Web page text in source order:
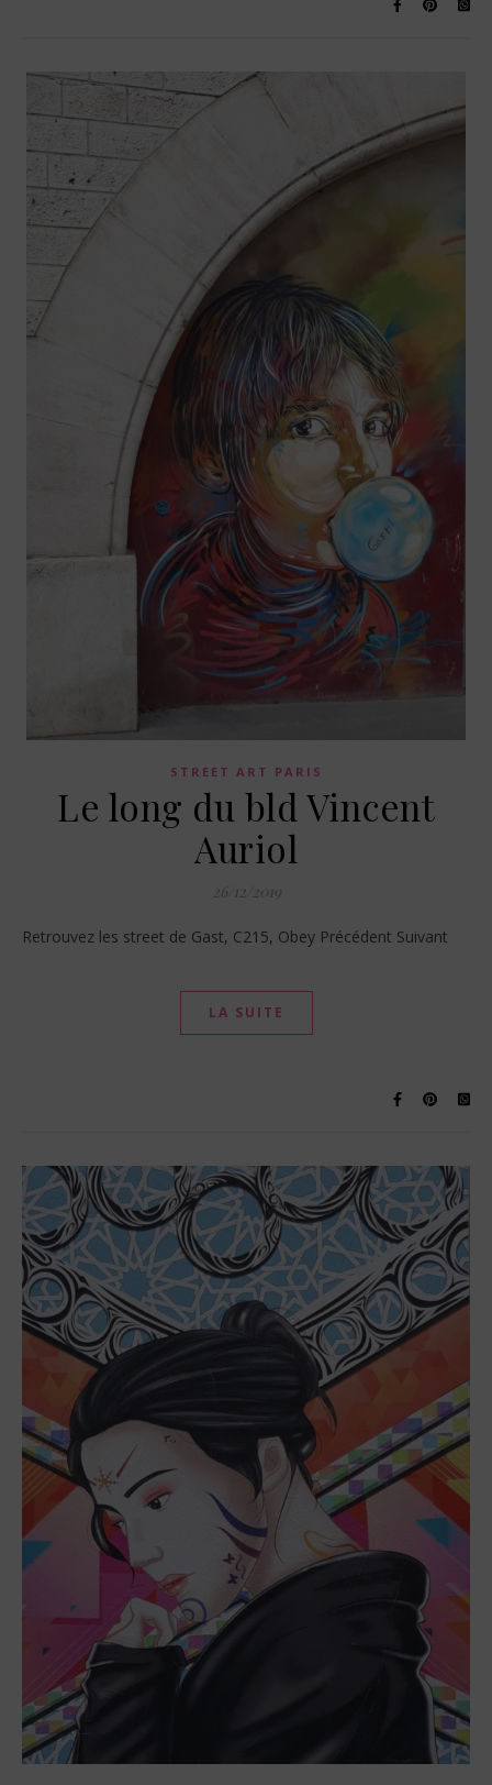
STREET ART PARIS
Le long du bld Vincent
Auriol
26/12/2019
Retrouvez les street de Gast, C215, Obey Précédent Suivant
LA SUITE